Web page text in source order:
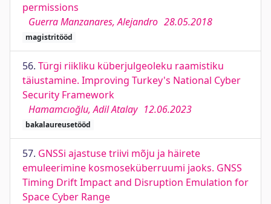
permissions
Guerra Manzanares, Alejandro 28.05.2018
magistritööd
56. Türgi riikliku küberjulgeoleku raamistiku
täiustamine. Improving Turkey's National Cyber
Security Framework
Hamamcıoğlu, Adil Atalay 12.06.2023
bakalaureusetööd
57. GNSSi ajastuse triivi mõju ja häirete
emuleerimine kosmoseküberruumi jaoks. GNSS
Timing Drift Impact and Disruption Emulation for
Space Cyber Range